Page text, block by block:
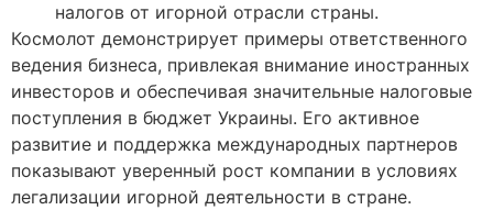
налогов от игорной отрасли страны.
Космолот демонстрирует примеры ответственного
ведения бизнеса, привлекая внимание иностранных
инвесторов и обеспечивая значительные налоговые
поступления в бюджет Украины. Его активное
развитие и поддержка международных партнеров
показывают уверенный рост компании в условиях
легализации игорной деятельности в стране.